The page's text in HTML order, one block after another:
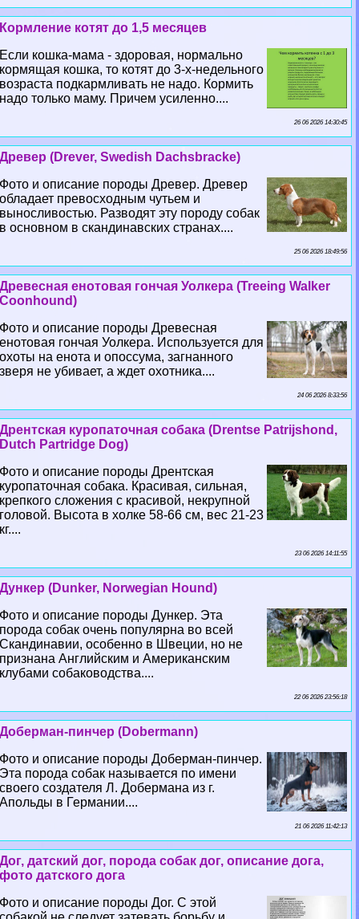
Кормление котят до 1,5 месяцев
Если кошка-мама - здоровая, нормально
кормящая кошка, то котят до 3-х-недельного
возраста подкармливать не надо. Кормить
надо только маму. Причем усиленно....
26 06 2026 14:30:45
Древер (Drever, Swedish Dachsbracke)
Фото и описание породы Древер. Древер
обладает превосходным чутьем и
выносливостью. Разводят эту породу собак
в основном в скандинавских странах....
25 06 2026 18:49:56
Древесная енотовая гончая Уолкера (Treeing Walker
Coonhound)
Фото и описание породы Древесная
енотовая гончая Уолкера. Используется для
охоты на енота и опоссума, загнанного
зверя не убивает, а ждет охотника....
24 06 2026 8:33:56
Дрентская куропаточная собака (Drentse Patrijshond,
Dutch Partridge Dog)
Фото и описание породы Дрентская
куропаточная собака. Красивая, сильная,
крепкого сложения с красивой, некрупной
головой. Высота в холке 58-66 см, вес 21-23
кг....
23 06 2026 14:11:55
Дункер (Dunker, Norwegian Hound)
Фото и описание породы Дункер. Эта
порода собак очень популярна во всей
Скандинавии, особенно в Швеции, но не
признана Английским и Американским
клубами собаководства....
22 06 2026 23:56:18
Доберман-пинчер (Dobermann)
Фото и описание породы Доберман-пинчер.
Эта порода собак называется по имени
своего создателя Л. Добермана из г.
Апольды в Германии....
21 06 2026 11:42:13
Дог, датский дог, порода собак дог, описание дога,
фото датского дога
Фото и описание породы Дог. С этой